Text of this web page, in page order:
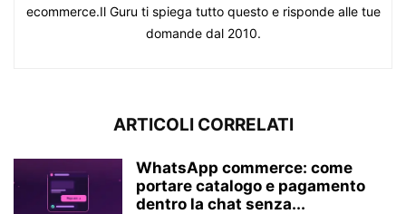
ecommerce.Il Guru ti spiega tutto questo e risponde alle tue
domande dal 2010.
ARTICOLI CORRELATI
WhatsApp commerce: come
portare catalogo e pagamento
dentro la chat senza...